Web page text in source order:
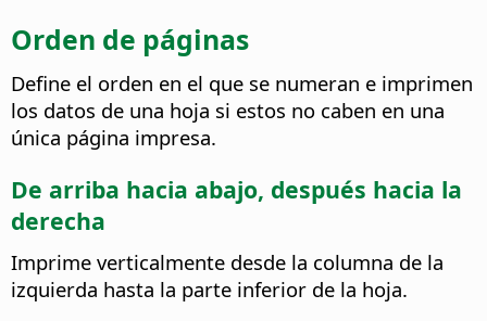
Orden de páginas
Define el orden en el que se numeran e imprimen
los datos de una hoja si estos no caben en una
única página impresa.
De arriba hacia abajo, después hacia la
derecha
Imprime verticalmente desde la columna de la
izquierda hasta la parte inferior de la hoja.